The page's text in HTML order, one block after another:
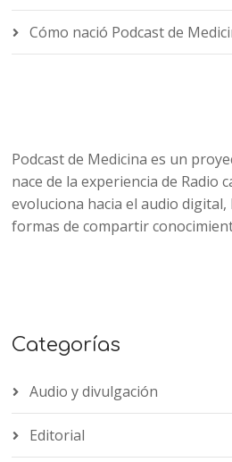
Cómo nació Podcast de
Podcast de Medicina es un
nace de la experiencia de Radio
evoluciona hacia el audio digital,
formas de compartir
Categorías
Audio y divulgación
Editorial